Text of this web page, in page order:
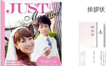
挨拶状